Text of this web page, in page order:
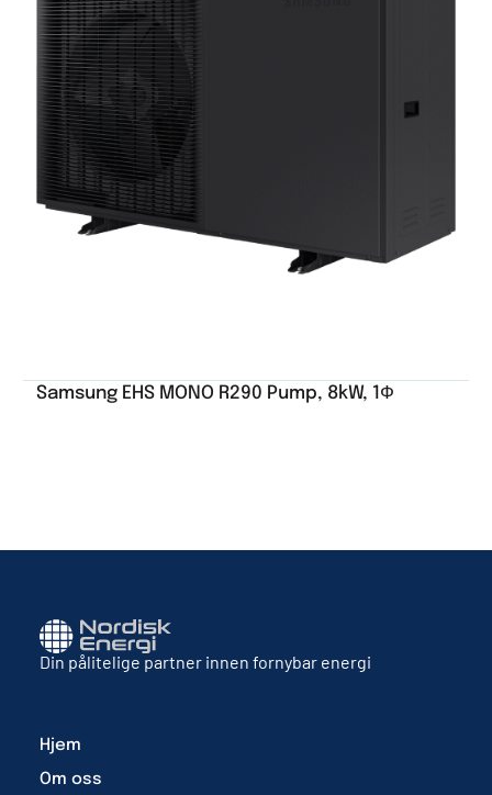
Samsung EHS MONO R290 Pump, 8kW, 1Ф
Din pålitelige partner innen fornybar energi
Hjem
Om oss